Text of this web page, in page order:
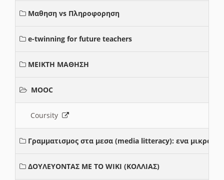
Μαθηση vs Πληροφορηση
e-twinning for future teachers
ΜΕΙΚΤΗ ΜΑΘΗΣΗ
MOOC
Coursity
Γραμματισμος στα μεσα (media litteracy): ενα μικρο
ΔΟΥΛΕΥΟΝΤΑΣ ΜΕ ΤΟ WIKI (ΚΟΛΛΙΑΣ)